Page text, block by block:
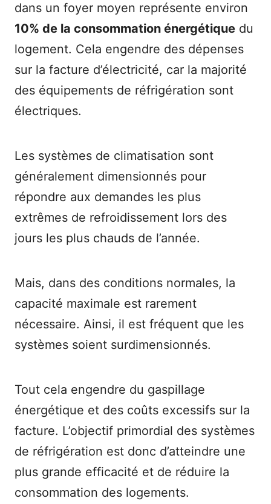
dans un foyer moyen représente environ
10% de la consommation énergétique du
logement. Cela engendre des dépenses
sur la facture d’électricité, car la majorité
des équipements de réfrigération sont
électriques.
Les systèmes de climatisation sont
généralement dimensionnés pour
répondre aux demandes les plus
extrêmes de refroidissement lors des
jours les plus chauds de l’année.
Mais, dans des conditions normales, la
capacité maximale est rarement
nécessaire. Ainsi, il est fréquent que les
systèmes soient surdimensionnés.
Tout cela engendre du gaspillage
énergétique et des coûts excessifs sur la
facture. L’objectif primordial des systèmes
de réfrigération est donc d’atteindre une
plus grande efficacité et de réduire la
consommation des logements.